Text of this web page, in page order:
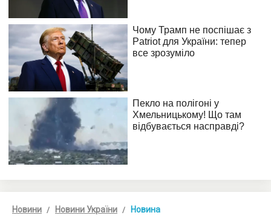
Новини Новини України Новина